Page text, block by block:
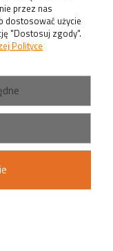
przez nas
dostosować użycie
"Dostosuj zgody".
Polityce